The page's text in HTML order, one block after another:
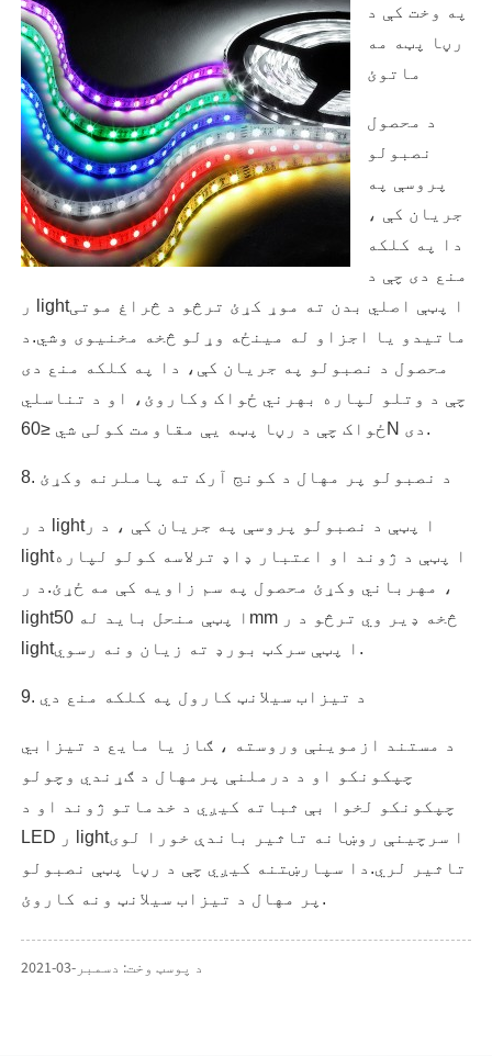
په وخت کې د
رڼا پټه مه
ماتوئ
د محصول
نصبولو
پروسې په
جریان کې ،
دا په کلکه
منع دی چې د
ر lightا پټې اصلي بدن ته موړ کړئ ترڅو د څراغ موتی
ماتیدو یا اجزاو له مینځه وړلو څخه مخنیوی وشي.د
محصول د نصبولو په جریان کې، دا په کلکه منع دی
چې د وتلو لپاره بهرني ځواک وکاروئ، او د تناسلي
ځواک چې د رڼا پټه یې مقاومت کولی شي ≤60N دی.
8. د نصبولو پر مهال د کونج آرک ته پاملرنه وکړئ
د ر lightا پټې د نصبولو پروسې په جریان کې ، د ر
lightا پټې د ژوند او اعتبار ډاډ ترلاسه کولو لپاره
، مهرباني وکړئ محصول په سم زاویه کې مه ځړئ.د ر
lightا پټې منحل باید له 50mm څخه ډیر وي ترڅو د ر
lightا پټې سرکټ بورډ ته زیان ونه رسوي.
9. د تیزاب سیلانټ کارول په کلکه منع دي
د مستند ازموینې وروسته ، ګاز یا مایع د تیزابي
چپکونکو او د درملنې پرمهال د ګړندي وچولو
چپکونکو لخوا بې ثباته کیږي د خدماتو ژوند او د
LED ر lightا سرچینې روښانه تاثیر باندې خورا لوی
تاثیر لري.دا سپارښتنه کیږي چې د رڼا پټې نصبولو
پر مهال د تیزاب سیلانټ ونه کاروئ.
د پوسټ وخت: دسمبر-03-2021